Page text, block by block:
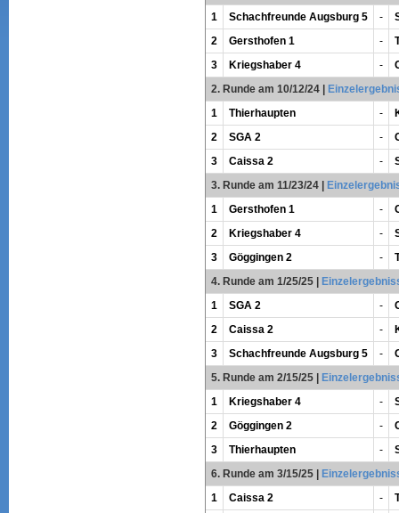
1
Schachfreunde Augsburg 5 -
2
Gersthofen 1 -
3
Kriegshaber 4 -
2. Runde am 10/12/24|
1
Thierhaupten -
2
SGA 2 -
3
Caissa 2 -
3. Runde am 11/23/24|
1
Gersthofen 1 -
2
Kriegshaber 4 -
3
Göggingen 2 -
4. Runde am 1/25/25|
1
SGA 2 -
2
Caissa 2 -
3
Schachfreunde Augsburg 5 -
5. Runde am 2/15/25|
1
Kriegshaber 4 -
2
Göggingen 2 -
3
Thierhaupten -
6. Runde am 3/15/25|
1
Caissa 2 -